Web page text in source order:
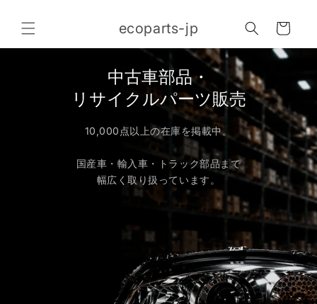
進む
ecoparts-jp
ー
ト
中古車部品・
リサイクルパーツ販売
10,000点以上の在庫を掲載中。
国産車・輸入車・トラック部品まで
幅広く取り扱っています。